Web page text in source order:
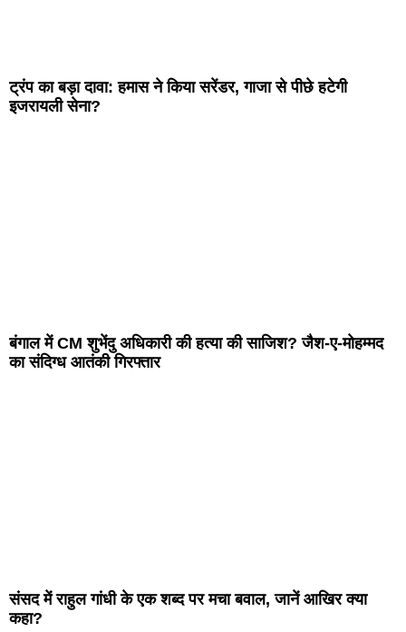
ट्रंप का बड़ा दावा: हमास ने किया सरेंडर, गाजा से पीछे हटेगी
इजरायली सेना?
बंगाल में CM शुभेंदु अधिकारी की हत्या की साजिश? जैश-ए-मोहम्मद
का संदिग्ध आतंकी गिरफ्तार
संसद में राहुल गांधी के एक शब्द पर मचा बवाल, जानें आखिर क्या
कहा?